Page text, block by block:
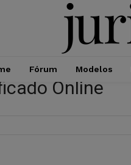
Fórum Modelos
Online